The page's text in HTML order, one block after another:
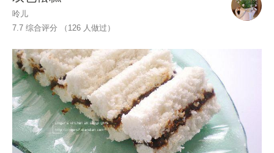
呤儿
7.7 综合评分 （ 126 人做过）